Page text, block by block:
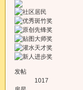
发帖
1017